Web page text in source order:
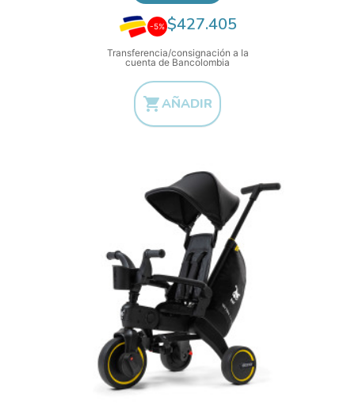
-5% $427.405
Transferencia/consignación a la
cuenta de Bancolombia
AÑADIR